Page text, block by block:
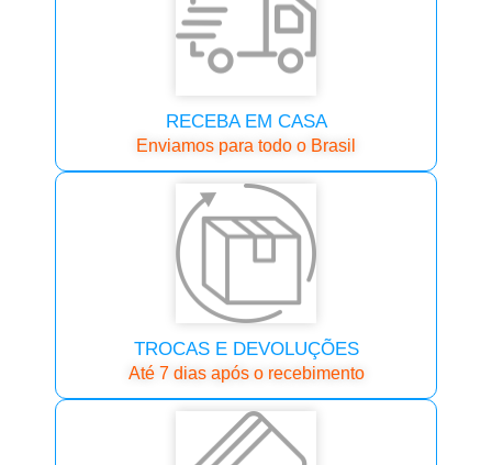
RECEBA EM CASA
Enviamos para todo o Brasil
TROCAS E DEVOLUÇÕES
Até 7 dias após o recebimento